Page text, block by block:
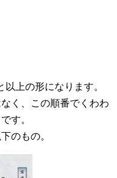
以上の形になります。
く、この順番でくわわ
す。
のもの。